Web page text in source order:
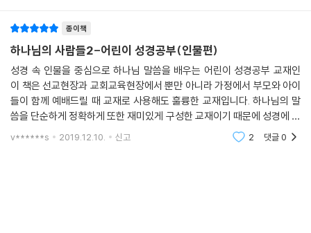
종이책
하나님의 사람들2-어린이 성경공부(인물편)
성경 속 인물을 중심으로 하나님 말씀을 배우는 어린이 성경공부 교재인
이 책은 선교현장과 교회교육현장에서 뿐만 아니라 가정에서 부모와 아이
들이 함께 예배드릴 때 교재로 사용해도 훌륭한 교재입니다. 하나님의 말
씀을 단순하게 정확하게 또한 재미있게 구성한 교재이기 때문에 성경에 해
박한 지식이 없어도 누구든 하나님 말씀을 알고 싶은 사람들은 이 책이 안
v******s 2019.12.10. 신고 2 댓글0